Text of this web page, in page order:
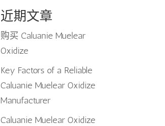
近期文章
购买 Caluanie Muelear
Oxidize
Key Factors of a Reliable
Caluanie Muelear Oxidize
Manufacturer
Caluanie Muelear Oxidize